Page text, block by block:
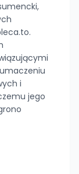
i
jego